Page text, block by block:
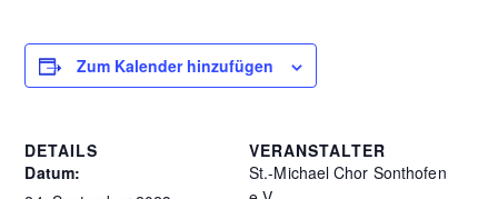
Zum Kalender hinzufügen
DETAILS
Datum:
VERANSTALTER
St.-Michael Chor Sonthofen